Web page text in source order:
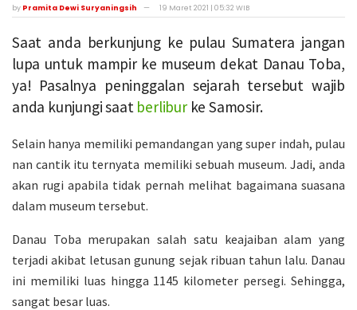
by Pramita Dewi Suryaningsih 19 Maret 2021 | 05:32 WIB
Saat anda berkunjung ke pulau Sumatera jangan
lupa untuk mampir ke museum dekat Danau Toba,
ya! Pasalnya peninggalan sejarah tersebut wajib
anda kunjungi saat berlibur ke Samosir.
Selain hanya memiliki pemandangan yang super indah, pulau
nan cantik itu ternyata memiliki sebuah museum. Jadi, anda
akan rugi apabila tidak pernah melihat bagaimana suasana
dalam museum tersebut.
Danau Toba merupakan salah satu keajaiban alam yang
terjadi akibat letusan gunung sejak ribuan tahun lalu. Danau
ini memiliki luas hingga 1145 kilometer persegi. Sehingga,
sangat besar luas.